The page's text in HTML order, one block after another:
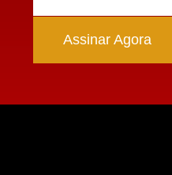
Assinar Agora